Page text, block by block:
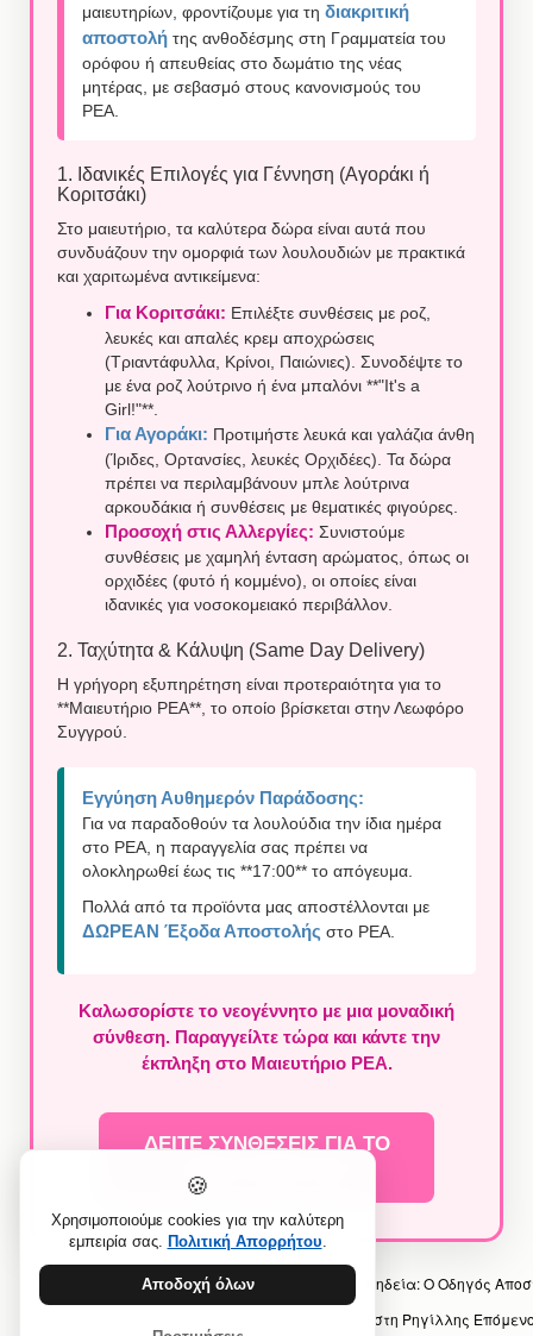
μαιευτηρίων, φροντίζουμε για τη διακριτική
αποστολή της ανθοδέσμης στη Γραμματεία του
ορόφου ή απευθείας στο δωμάτιο της νέας
μητέρας, με σεβασμό στους κανονισμούς του
ΡΕΑ.
1. Ιδανικές Επιλογές για Γέννηση (Αγοράκι ή
Κοριτσάκι)
Στο μαιευτήριο, τα καλύτερα δώρα είναι αυτά που
συνδυάζουν την ομορφιά των λουλουδιών με πρακτικά
και χαριτωμένα αντικείμενα:
Για Κοριτσάκι: Επιλέξτε συνθέσεις με ροζ,
λευκές και απαλές κρεμ αποχρώσεις
(Τριαντάφυλλα, Κρίνοι, Παιώνιες). Συνοδέψτε το
με ένα ροζ λούτρινο ή ένα μπαλόνι **"It's a
Girl!"**.
Για Αγοράκι: Προτιμήστε λευκά και γαλάζια άνθη
(Ίριδες, Ορτανσίες, λευκές Ορχιδέες). Τα δώρα
πρέπει να περιλαμβάνουν μπλε λούτρινα
αρκουδάκια ή συνθέσεις με θεματικές φιγούρες.
Προσοχή στις Αλλεργίες: Συνιστούμε
συνθέσεις με χαμηλή ένταση αρώματος, όπως οι
ορχιδέες (φυτό ή κομμένο), οι οποίες είναι
ιδανικές για νοσοκομειακό περιβάλλον.
2. Ταχύτητα & Κάλυψη (Same Day Delivery)
Η γρήγορη εξυπηρέτηση είναι προτεραιότητα για το
**Μαιευτήριο ΡΕΑ**, το οποίο βρίσκεται στην Λεωφόρο
Συγγρού.
Εγγύηση Αυθημερόν Παράδοσης:
Για να παραδοθούν τα λουλούδια την ίδια ημέρα
στο ΡΕΑ, η παραγγελία σας πρέπει να
ολοκληρωθεί έως τις **17:00** το απόγευμα.
Πολλά από τα προϊόντα μας αποστέλλονται με
ΔΩΡΕΑΝ Έξοδα Αποστολής στο ΡΕΑ.
Καλωσορίστε το νεογέννητο με μια μοναδική
σύνθεση. Παραγγείλτε τώρα και κάντε την
έκπληξη στο Μαιευτήριο ΡΕΑ.
ΔΕΙΤΕ ΣΥΝΘΕΣΕΙΣ ΓΙΑ ΤΟ
ΜΑΙΕΥΤΗΡΙΟ ΡΕΑ
Προηγούμενο άρθρο: Πώς Στέλνω Στεφάνι σε Κηδεία: Ο Οδηγός
Επόμενο άρθρο: Delivery Λουλουδιών & Δώρων στη Ρηγίλλης
🍪
Χρησιμοποιούμε cookies για την καλύτερη
εμπειρία σας. Πολιτική Απορρήτου.
Αποδοχή όλων